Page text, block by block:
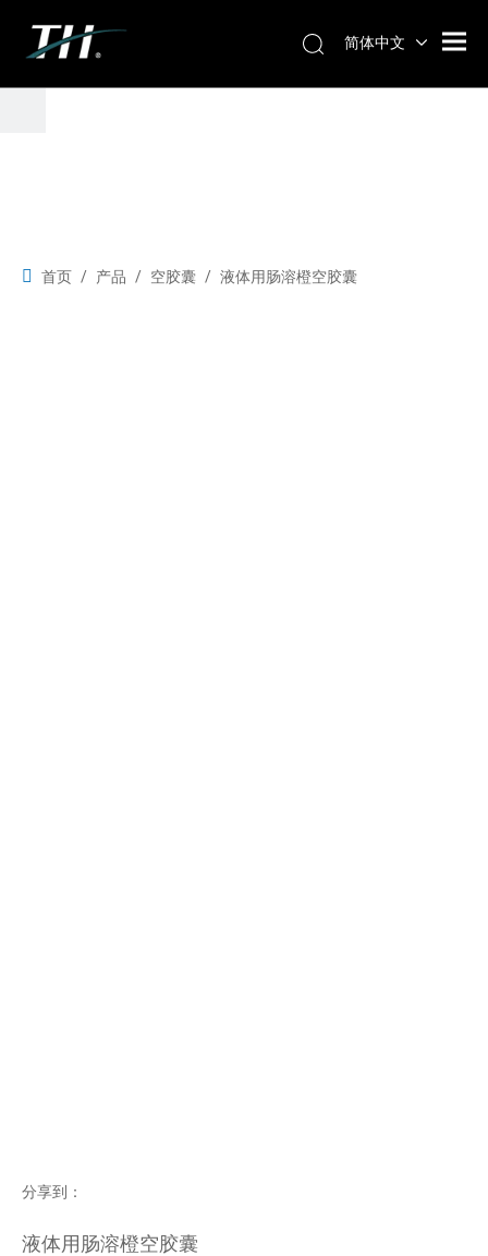
简体中文
首页 / 产品 / 空胶囊 / 液体用肠溶橙空胶囊
分享到：
液体用肠溶橙空胶囊